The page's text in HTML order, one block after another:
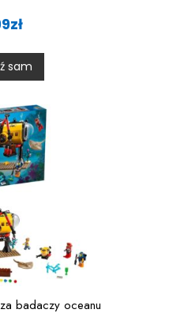
zł
sam
badaczy oceanu